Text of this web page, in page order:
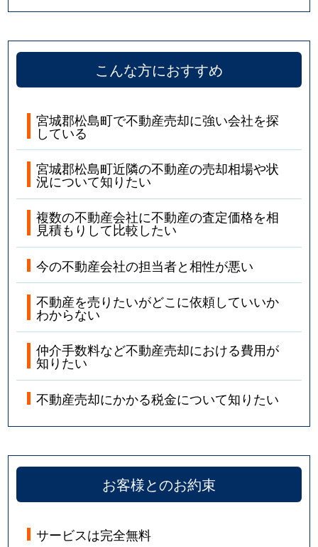
こんな方におすすめ
宮城郡松島町で不動産売却に強い会社を探
している
宮城郡松島町近隣の不動産の売却相場や状
況について知りたい
複数の不動産会社に不動産の査定価格を相
見積もりして比較したい
今の不動産会社の担当者と相性が悪い
不動産を売りたいがどこに依頼していいか
わからない
仲介手数料など不動産売却における費用が
知りたい
不動産売却にかかる税金について知りたい
お客様とのお約束
サービスは完全無料